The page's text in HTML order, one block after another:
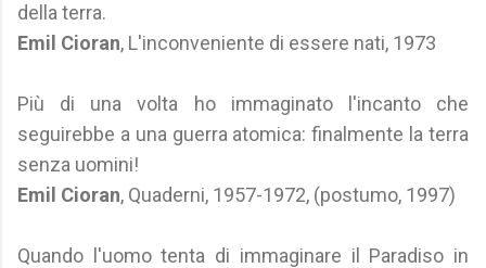
della terra.
Emil Cioran, L'inconveniente di essere nati, 1973
Più di una volta ho immaginato l'incanto che
seguirebbe a una guerra atomica: finalmente la terra
senza uomini!
Emil Cioran, Quaderni, 1957-1972, (postumo, 1997)
Quando l'uomo tenta di immaginare il Paradiso in